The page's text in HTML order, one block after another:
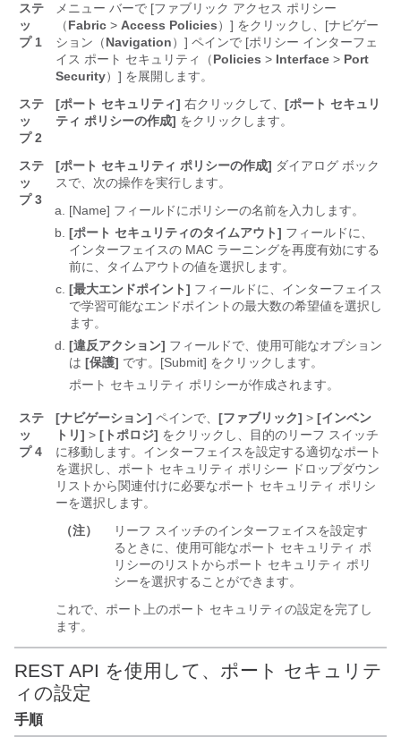
ステ
ッ
プ 1
メニュー バーで [ファブリック アクセス ポリシー
（Fabric > Access Policies）] をクリックし、[ナビゲー
ション（Navigation）] ペインで [ポリシー インターフェ
イス ポート セキュリティ（Policies > Interface > Port
Security）] を展開します。
ステ
ッ
プ 2
[ポート セキュリティ] 右クリックして、 [ポート セキュリ
ティ ポリシーの作成] をクリックします。
ステ
ッ
プ 3
[ポート セキュリティ ポリシーの作成] ダイアログ ボック
スで、次の操作を実行します。
[Name] フィールドにポリシーの名前を入力します。
[ポート セキュリティのタイムアウト] フィールドに、
インターフェイスの MAC ラーニングを再度有効にする
前に、タイムアウトの値を選択します。
[最大エンドポイント] フィールドに、インターフェイス
で学習可能なエンドポイントの最大数の希望値を選択し
ます。
[違反アクション] フィールドで、使用可能なオプション
は [保護] です。[Submit] をクリックします。
ポート セキュリティ ポリシーが作成されます。
ステ
ッ
プ 4
[ナビゲーション] ペインで、 [ファブリック] > [インベン
トリ] > [トポロジ] をクリックし、目的のリーフ スイッチ
に移動します。インターフェイスを設定する適切なポート
を選択し、ポート セキュリティ ポリシー ドロップダウン
リストから関連付けに必要なポート セキュリティ ポリシ
ーを選択します。
（注）
リーフ スイッチのインターフェイスを設定す
るときに、使用可能なポート セキュリティ ポ
リシーのリストからポート セキュリティ ポリ
シーを選択することができます。
これで、ポート上のポート セキュリティの設定を完了し
ます。
REST API を使用して、ポート セキュリテ
ィの設定
手順